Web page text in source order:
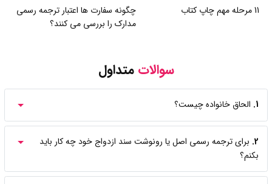
11 مرحله مهم چاپ کتاب
چگونه سفارت ها اعتبار ترجمه رسمی
مدارک را بررسی می کنند؟
سوالاتمتداول
1. الحاق خانواده چیست؟
2. برای ترجمه رسمی اصل یا رونوشت سند ازدواج خود چه کار باید
بکنم؟